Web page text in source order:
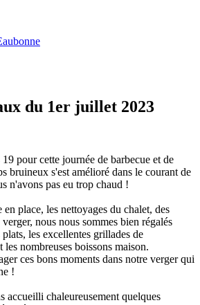
du 1er juillet 2023
pour cette journée de barbecue et de
bruineux s'est amélioré dans le courant de
n'avons pas eu trop chaud !
en place, les nettoyages du chalet, des
nous nous sommes bien régalés
les excellentes grillades de
nombreuses boissons maison.
ces bons moments dans notre verger qui
!
accueilli chaleureusement quelques